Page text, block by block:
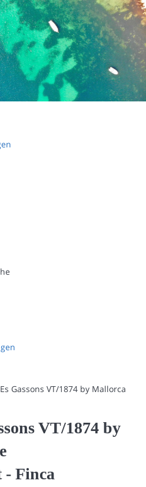
Gassons VT/1874 by Mallorca
VT/1874 by
- Finca